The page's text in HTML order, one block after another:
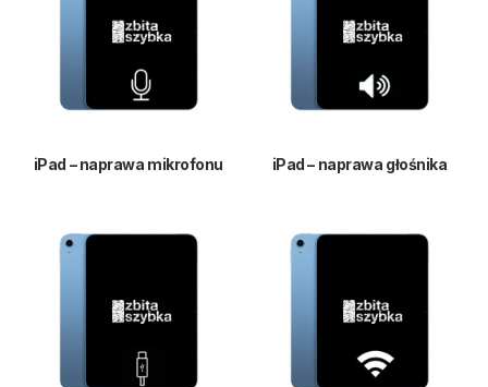
iPad – naprawa mikrofonu iPad – naprawa głośnika